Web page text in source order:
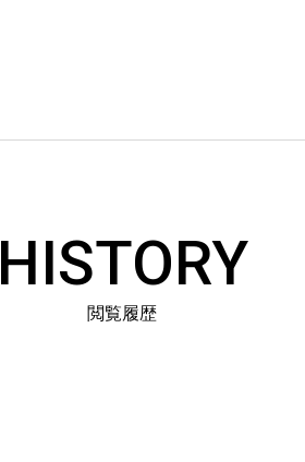
HISTORY
閲覧履歴